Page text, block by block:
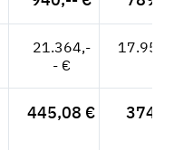
21.364,-
- €
17.952,94
445,08 € 374,02 €